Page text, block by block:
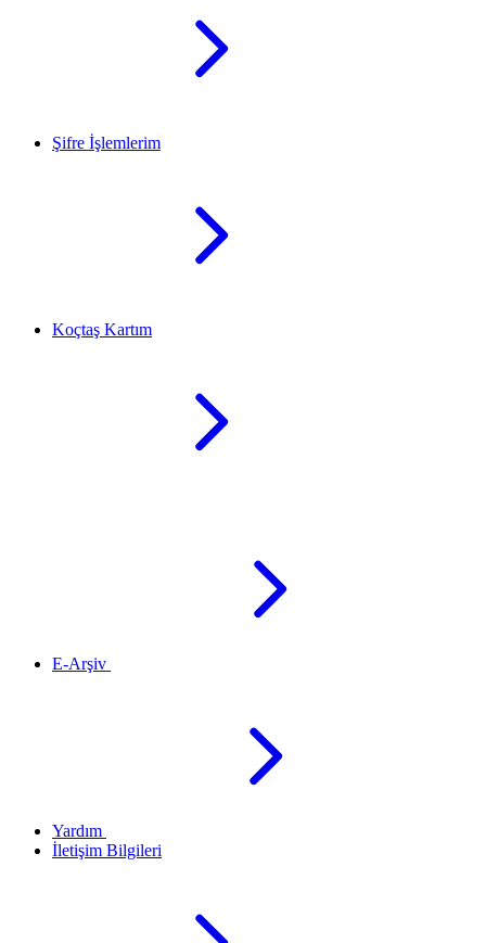
Şifre İşlemlerim
Koçtaş Kartım
E-Arşiv
Yardım
İletişim Bilgileri